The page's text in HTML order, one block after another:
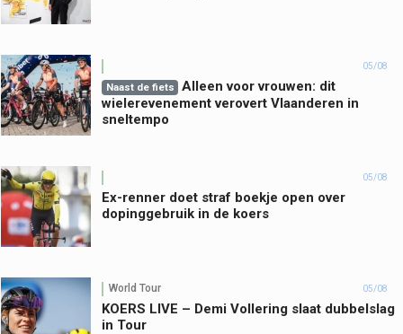
05/08
Naast de fiets
Alleen voor vrouwen: dit
wielerevenement verovert Vlaanderen in
sneltempo
05/08
Ex-renner doet straf boekje open over
dopinggebruik in de koers
World Tour 05/08
KOERS LIVE – Demi Vollering slaat dubbelslag
in Tour